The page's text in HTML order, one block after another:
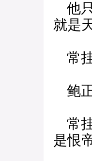
他
就是
常
鲍
常
是恨